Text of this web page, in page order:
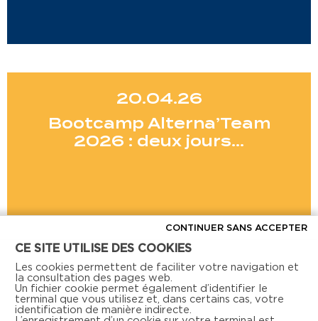
20.04.26
Bootcamp Alterna’Team
2026 : deux jours…
Voir toutes les actus
CE SITE UTILISE DES COOKIES
Les cookies permettent de faciliter votre navigation et
la consultation des pages web.
Un fichier cookie permet également d’identifier le
terminal que vous utilisez et, dans certains cas, votre
identification de manière indirecte.
CONTINUER SANS ACCEPTER